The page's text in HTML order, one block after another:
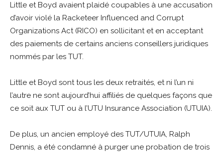
Little et Boyd avaient plaidé coupables à une accusation
d’avoir violé la Racketeer Influenced and Corrupt
Organizations Act (RICO) en sollicitant et en acceptant
des paiements de certains anciens conseillers juridiques
nommés par les TUT.
Little et Boyd sont tous les deux retraités, et ni l’un ni
l’autre ne sont aujourd’hui affiliés de quelques façons que
ce soit aux TUT ou à l’UTU Insurance Association (UTUIA).
De plus, un ancien employé des TUT/UTUIA, Ralph
Dennis, a été condamné à purger une probation de trois